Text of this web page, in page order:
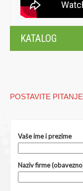
KATALOG
POSTAVITE PITANJE